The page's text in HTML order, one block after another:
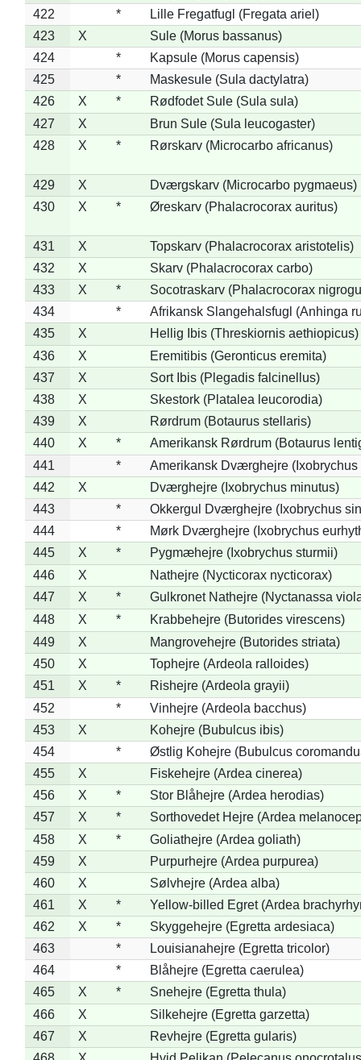
422
*
Lille Fregatfugl (Fregata ariel)
423
X
Sule (Morus bassanus)
424
*
Kapsule (Morus capensis)
425
*
Maskesule (Sula dactylatra)
426
X *
Rødfodet Sule (Sula sula)
427
X
Brun Sule (Sula leucogaster)
428
X * Rørskarv (Microcarbo africanus)
429 X
Dværgskarv (Microcarbo pygmaeus)
430
X * Øreskarv (Phalacrocorax auritus)
431 X
Topskarv (Phalacrocorax aristotelis)
432
X
Skarv (Phalacrocorax carbo)
433
X *
Socotraskarv (Phalacrocorax
434
*
Afrikansk Slangehalsfugl (Anhinga
435
X
Hellig Ibis (Threskiornis aethiopicus)
436
X
Eremitibis (Geronticus eremita)
437
X
Sort Ibis (Plegadis falcinellus)
438
X
Skestork (Platalea leucorodia)
439
X
Rørdrum (Botaurus stellaris)
440
X *
Amerikansk Rørdrum (Botaurus
441
*
Amerikansk Dværghejre (Ixobrychus
442
X
Dværghejre (Ixobrychus minutus)
443
*
Okkergul Dværghejre (Ixobrychus
444
*
Mørk Dværghejre (Ixobrychus
445
X *
Pygmæhejre (Ixobrychus sturmii)
446
X
Nathejre (Nycticorax nycticorax)
447
X *
Gulkronet Nathejre (Nyctanassa
448
X *
Krabbehejre (Butorides virescens)
449
X
Mangrovehejre (Butorides striata)
450
X
Tophejre (Ardeola ralloides)
451
X *
Rishejre (Ardeola grayii)
452
*
Vinhejre (Ardeola bacchus)
453
X
Kohejre (Bubulcus ibis)
454
*
Østlig Kohejre (Bubulcus
455
X
Fiskehejre (Ardea cinerea)
456
X *
Stor Blåhejre (Ardea herodias)
457
X *
Sorthovedet Hejre (Ardea
458
X *
Goliathejre (Ardea goliath)
459
X
Purpurhejre (Ardea purpurea)
460
X
Sølvhejre (Ardea alba)
461
X *
Yellow-billed Egret (Ardea
462
X *
Skyggehejre (Egretta ardesiaca)
463
*
Louisianahejre (Egretta tricolor)
464
*
Blåhejre (Egretta caerulea)
465
X *
Snehejre (Egretta thula)
466
X
Silkehejre (Egretta garzetta)
467
X
Revhejre (Egretta gularis)